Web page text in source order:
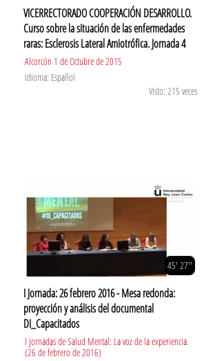
VICERRECTORADO COOPERACIÓN DESARROLLO.
Curso sobre la situación de las enfermedades
raras: Esclerosis Lateral Amiotrófica. Jornada 4
Alcorcón 1 de Octubre de 2015
Idioma: Español
Visto: 215 veces
45' 27''
I Jornada: 26 febrero 2016 - Mesa redonda:
proyección y análisis del documental
DI_Capacitados
I Jornadas de Salud Mental: La voz de la experiencia.
(26 de febrero de 2016)